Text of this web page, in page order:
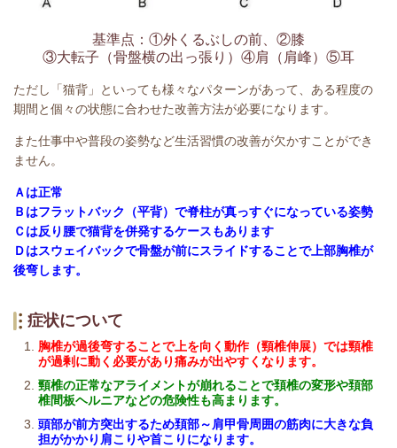
基準点：①外くるぶしの前、②膝
③大転子（骨盤横の出っ張り）④肩（肩峰）⑤耳
ただし「猫背」といっても様々なパターンがあって、ある程度の
期間と個々の状態に合わせた改善方法が必要になります。
また仕事中や普段の姿勢など生活習慣の改善が欠かすことができ
ません。
Ａは正常
Ｂはフラットバック（平背）で脊柱が真っすぐになっている姿勢
Ｃは反り腰で猫背を併発するケースもあります
Ｄはスウェイバックで骨盤が前にスライドすることで上部胸椎が
後弯します。
症状について
胸椎が過後弯することで上を向く動作（頸椎伸展）では頸椎
が過剰に動く必要があり痛みが出やすくなります。
頸椎の正常なアライメントが崩れることで頚椎の変形や頚部
椎間板ヘルニアなどの危険性も高まります。
頭部が前方突出するため頚部～肩甲骨周囲の筋肉に大きな負
担がかかり肩こりや首こりになります。